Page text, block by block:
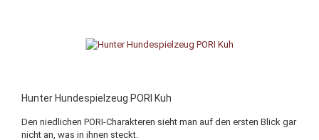
Hunter Hundespielzeug PORI Kuh
Den niedlichen PORI-Charakteren sieht man auf den ersten Blick gar
nicht an, was in ihnen steckt.